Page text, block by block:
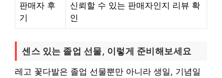
판매자 후
기
신뢰할 수 있는 판매자인지 리뷰 확
인
센스 있는 졸업 선물, 이렇게 준비해보세요
레고 꽃다발은 졸업 선물뿐만 아니라 생일, 기념일